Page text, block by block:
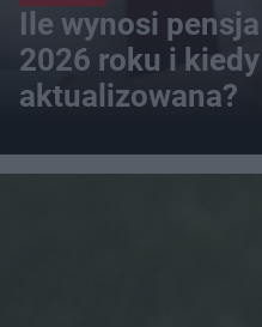
Ile wynosi
2026 roku i
aktualizowana?